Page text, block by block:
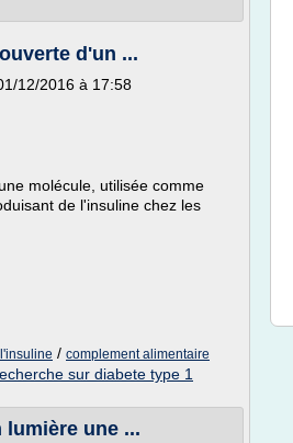
d'un ...
12/2016 à 17:58
molécule, utilisée comme
de l'insuline chez les
/ complement alimentaire
sur diabete type 1
lumière une ...